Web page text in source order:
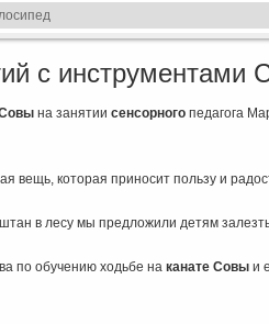
с инструментами
на занятии сенсорного педагога
вещь, которая приносит пользу и
в лесу мы предложили детям
по обучению ходьбе на канате Совы и